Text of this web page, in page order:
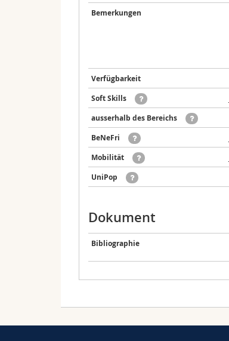
Bemerkungen
Verfügbarkeit
Soft Skills
ausserhalb des Bereichs
BeNeFri
Mobilität
UniPop
Dokument
Bibliographie
18.02.2026 13:15 - 15:00